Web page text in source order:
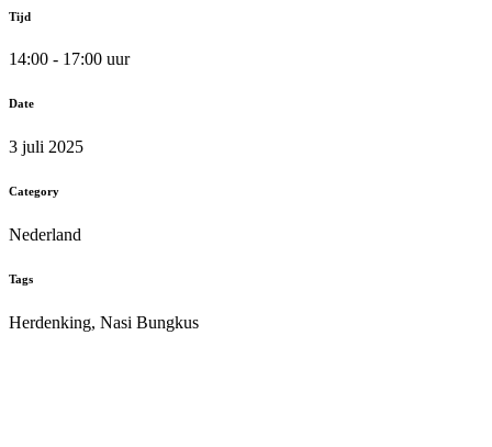
Tijd
14:00 - 17:00 uur
Date
3 juli 2025
Category
Nederland
Tags
Herdenking, Nasi Bungkus